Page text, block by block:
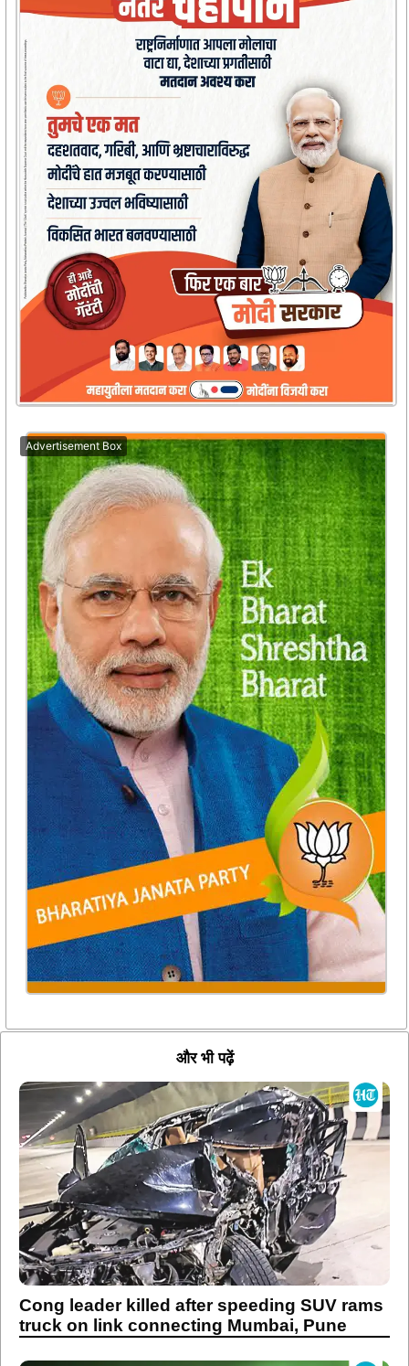
Advertisement Box
और भी पढ़ें
Cong leader killed after speeding SUV rams
truck on link connecting Mumbai, Pune